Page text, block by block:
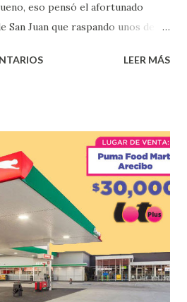
eso pensó el afortunado
Juan que raspando unos de
dólares. Este es el anuncio
farmacia Yarimar de la
en el Municipio de San Juan
LEER MÁS